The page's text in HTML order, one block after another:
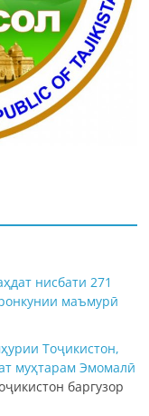
нисбати 271
маъмурӣ
Тоҷикистон,
муҳтарам Эмомалӣ
баргузор